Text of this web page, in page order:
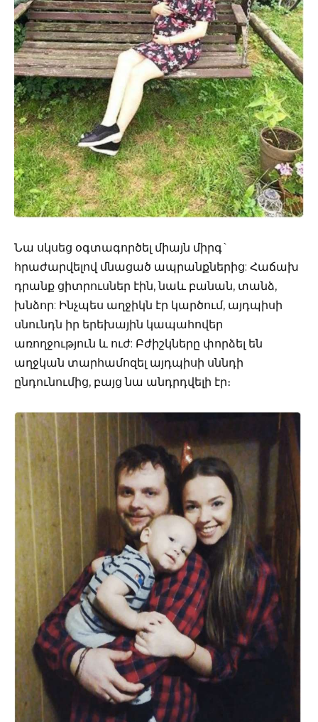
Նա սկսեց օգտագործել միայն միրգ`
հրաժարվելով մնացած ապրանքներից: Հաճախ
դրանք ցիտրուսներ էին, նաև բանան, տանձ,
խնձոր: Ինչպես աղջիկն էր կարծում, այդպիսի
սնունդն իր երեխային կապահովեր
առողջություն և ուժ: Բժիշկները փորձել են
աղջկան տարհամոզել այդպիսի սննդի
ընդունումից, բայց նա անդրդվելի էր։